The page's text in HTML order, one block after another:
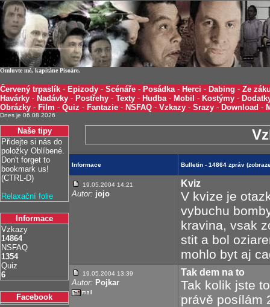
Omluvte mě, kapitáne Pisoáre.
Červený trpaslík - Epizody - Scénáře - Posádka- Herci - Dabing - Ze
Havárky - Nadávky - Postřehy - Texty - Hudba- Mobil - Kostýmy -
Obrázky - Film - Quiz - Fantazie - NSFAQ - Vzkazy - Srazy - Download -
Dnes je 06.08.2026
Naše tipy
Přidejte si nás do
položky Oblíbené.
Don't forget to
bookmark us!
(CTRL-D)
Relaxační folie
Informace
Vzkazy
14864
NSFAQ
1354
Quiz
6
Facebook
Informace Bulletin - 14864 zpráv
19.05.2004 14:21
Autor: jojo
Kviz
V kvize je
vybuchu
kravina, vsak
stit a bol
mohlo byt aj
19.05.2004 13:39
Autor: Pojkar
Tak dem na to
Tak kolik jste
právě posílám